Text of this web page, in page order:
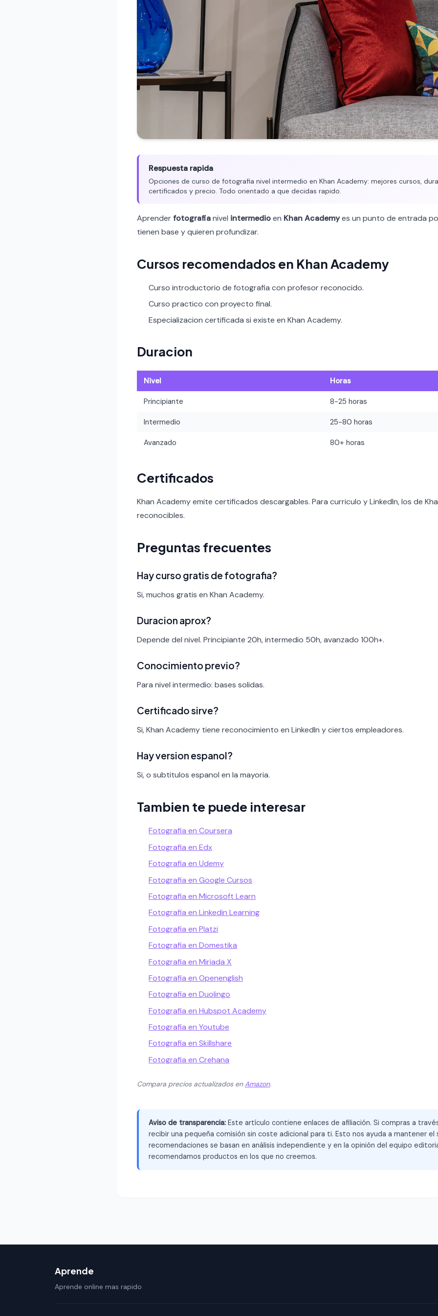
Respuesta rapida
Opciones de curso de fotografia nivel intermedio en Khan Academy: mejores cursos,
certificados y precio. Todo orientado a que decidas rapido.
Aprenderfotografianivel intermedioen Khan Academyes un punto de entrada
tienen base y quieren profundizar.
Cursos recomendados en Khan Academy
Curso introductorio de fotografia con profesor reconocido.
Curso practico con proyecto final.
Especializacion certificada si existe en Khan Academy.
Duracion
Nivel Horas
Principiante 8-25 horas
Intermedio 25-80 horas
Avanzado 80+ horas
Certificados
Khan Academy emite certificados descargables. Para curriculo y LinkedIn, los de
reconocibles.
Preguntas frecuentes
Hay curso gratis de fotografia?
Si, muchos gratis en Khan Academy.
Duracion aprox?
Depende del nivel. Principiante 20h, intermedio 50h, avanzado 100h+.
Conocimiento previo?
Para nivel intermedio: bases solidas.
Certificado sirve?
Si, Khan Academy tiene reconocimiento en LinkedIn y ciertos empleadores.
Hay version espanol?
Si, o subtitulos espanol en la mayoria.
Tambien te puede interesar
Fotografia en Coursera
Fotografia en Edx
Fotografia en Udemy
Fotografia en Google Cursos
Fotografia en Microsoft Learn
Fotografia en Linkedin Learning
Fotografia en Platzi
Fotografia en Domestika
Fotografia en Miriada X
Fotografia en Openenglish
Fotografia en Duolingo
Fotografia en Hubspot Academy
Fotografia en Youtube
Fotografia en Skillshare
Fotografia en Crehana
Compara precios actualizados enAmazon.
Aviso de transparencia: Este artículo contiene enlaces de afiliación. Si compras a
recibir una pequeña comisión sin coste adicional para ti. Esto nos ayuda a mantener el
recomendaciones se basan en análisis independiente y en la opinión del equipo
recomendamos productos en los que no creemos.
Aprende
Aprende online mas rapido